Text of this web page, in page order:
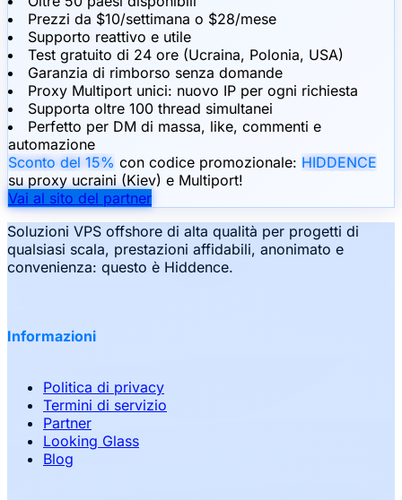
Prezzi da $10/settimana o $28/mese
Supporto reattivo e utile
Test gratuito di 24 ore (Ucraina, Polonia, USA)
Garanzia di rimborso senza domande
Proxy Multiport unici: nuovo IP per ogni richiesta
Supporta oltre 100 thread simultanei
Perfetto per DM di massa, like, commenti e
automazione
Sconto del 15% con codice promozionale: HIDDENCE
su proxy ucraini (Kiev) e Multiport!
Vai al sito del partner
Soluzioni VPS offshore di alta qualità per progetti di
qualsiasi scala, prestazioni affidabili, anonimato e
convenienza: questo è Hiddence.
Informazioni
Politica di privacy
Termini di servizio
Partner
Looking Glass
Blog